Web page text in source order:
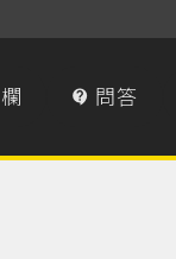
 問答